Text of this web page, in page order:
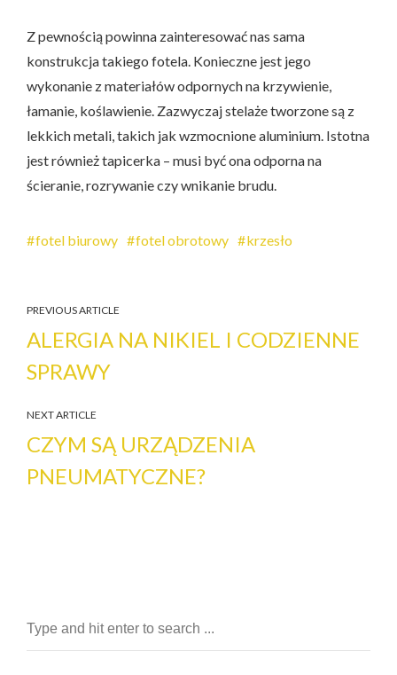
Z pewnością powinna zainteresować nas sama
konstrukcja takiego fotela. Konieczne jest jego
wykonanie z materiałów odpornych na krzywienie,
łamanie, koślawienie. Zazwyczaj stelaże tworzone są z
lekkich metali, takich jak wzmocnione aluminium. Istotna
jest również tapicerka – musi być ona odporna na
ścieranie, rozrywanie czy wnikanie brudu.
fotel biurowy fotel obrotowy krzesło
PREVIOUS ARTICLE
ALERGIA NA NIKIEL I CODZIENNE
SPRAWY
NEXT ARTICLE
CZYM SĄ URZĄDZENIA
PNEUMATYCZNE?